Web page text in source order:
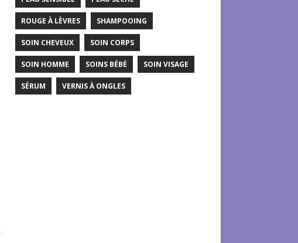
ROUGE À LÈVRES SHAMPOOING
SOIN CHEVEUX SOIN CORPS
SOIN HOMME SOINS BÉBÉ SOIN VISAGE
SÉRUM VERNIS À ONGLES